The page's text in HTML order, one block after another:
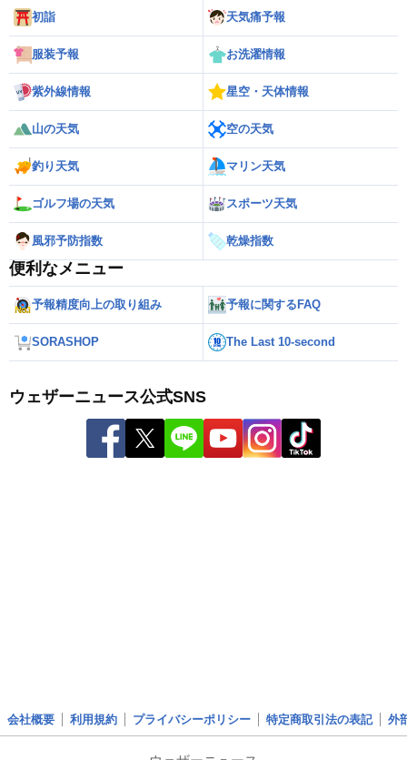
初詣 天気痛予報
服装予報 お洗濯情報
紫外線情報 星空・天体情報
山の天気 空の天気
釣り天気 マリン天気
ゴルフ場の天気 スポーツ天気
風邪予防指数 乾燥指数
便利なメニュー
予報精度向上の取り組み 予報に関するFAQ
SORASHOP The Last 10-second
ウェザーニュース公式SNS
会社概要 利用規約 プライバシーポリシー 特定商取引法の表記 外